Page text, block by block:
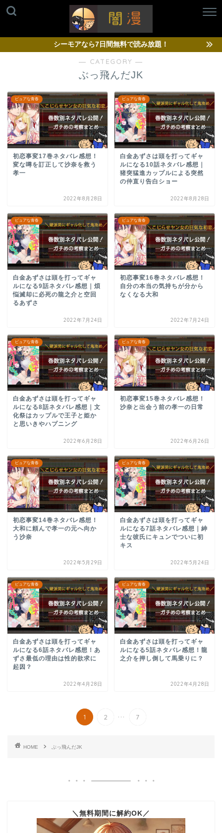
シーモアなら7日間無料で読み放題！
― CATEGORY ―
ぶっ飛んだJK
ピュアな青春
初恋事変17巻ネタバレ感想！
変な噂を訂正して沙奈を救う
孝一
2022年8月28日
ピュアな青春
白金あずさは頭を打ってギャ
ルになる10話ネタバレ感想｜
猪突猛進カップルによる突然
の仲直り告白ショー
2022年8月28日
ピュアな青春
白金あずさは頭を打ってギャ
ルになる9話ネタバレ感想｜煩
悩滅却に必死の龍之介と空回
るあずさ
2022年7月24日
ピュアな青春
初恋事変16巻ネタバレ感想！
自分の本当の気持ちが分から
なくなる大和
2022年7月24日
ピュアな青春
白金あずさは頭を打ってギャ
ルになる8話ネタバレ感想｜文
化祭はカップルで王子と姫か
と思いきやハプニング
2022年6月28日
ピュアな青春
初恋事変15巻ネタバレ感想！
沙奈と出会う前の孝一の日常
2022年6月26日
ピュアな青春
初恋事変14巻ネタバレ感想！
大和に頼んで孝一の元へ向か
う沙奈
2022年5月29日
ピュアな青春
白金あずさは頭を打ってギャ
ルになる7話ネタバレ感想｜紳
士な彼氏にキュンでついに初
キス
2022年5月24日
ピュアな青春
白金あずさは頭を打ってギャ
ルになる6話ネタバレ感想！あ
ずさ最低の理由は性的欲求に
起因？
2022年4月28日
ピュアな青春
白金あずさは頭を打ってギャ
ルになる5話ネタバレ感想！龍
之介を押し倒して馬乗りに？
2022年4月28日
1 2 ... 7
HOME ぶっ飛んだJK
＼無料期間に解約OK／